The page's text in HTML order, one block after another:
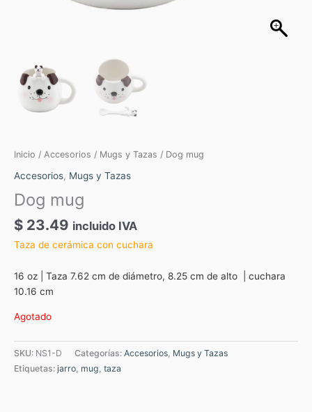
Inicio / Accesorios / Mugs y Tazas / Dog mug
Accesorios, Mugs y Tazas
Dog mug
$ 23.49 incluido IVA
Taza de cerámica con cuchara
16 oz | Taza 7.62 cm de diámetro, 8.25 cm de alto | cuchara
10.16 cm
Agotado
SKU: NS1-D Categorías: Accesorios, Mugs y Tazas
Etiquetas: jarro, mug, taza